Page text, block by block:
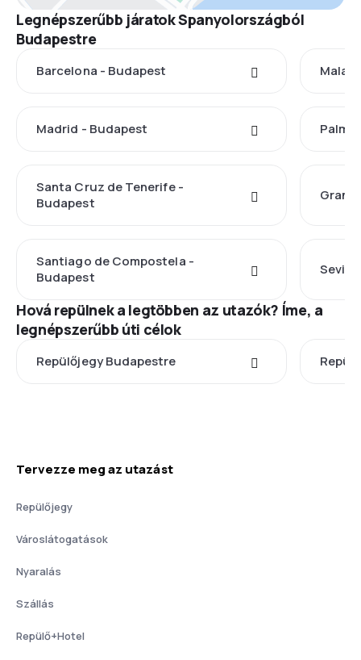
Legnépszerűbb járatok Spanyolországból
Budapestre
Barcelona - Budapest
Madrid - Budapest
Santa Cruz de Tenerife -
Budapest
Santiago de Compostela -
Budapest
Hová repülnek a legtöbben az utazók? Íme, a
legnépszerűbb úti célok
Repülőjegy Budapestre
Tervezze meg az utazást
Repülőjegy
Városlátogatások
Nyaralás
Szállás
Repülő+Hotel